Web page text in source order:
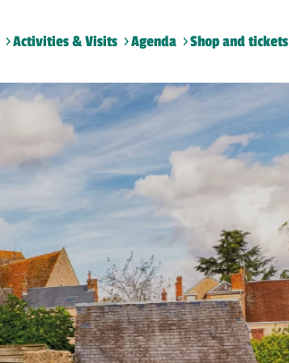
Activities & Visits Agenda Shop and tickets